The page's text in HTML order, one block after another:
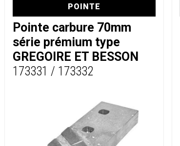
POINTE
Pointe carbure 70mm
série prémium type
GREGOIRE ET BESSON
173331 / 173332